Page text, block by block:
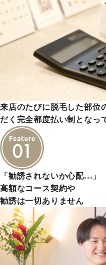
来店のたびに脱毛した部位
だく完全都度払い制となっ
「勧誘されないか心配…」
高額なコース契約や
勧誘は一切ありません